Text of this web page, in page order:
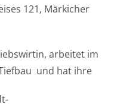
121, Märkicher
arbeitet im
und hat ihre